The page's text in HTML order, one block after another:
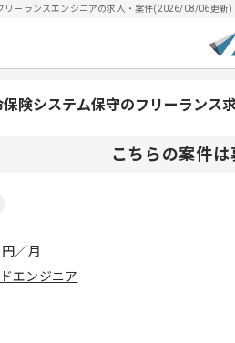
リーランスエンジニアの求人・案件(2026/08/06更新)
保険システム保守のフリーランス
こちらの案件
円／月
エンジニア